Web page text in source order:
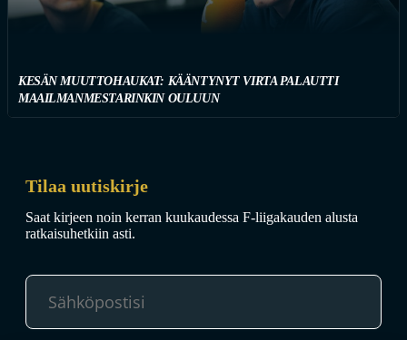
KESÄN MUUTTOHAUKAT: KÄÄNTYNYT VIRTA PALAUTTI
MAAILMANMESTARINKIN OULUUN
Tilaa uutiskirje
Saat kirjeen noin kerran kuukaudessa F-liigakauden alusta
ratkaisuhetkiin asti.